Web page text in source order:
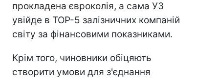
прокладена євроколія, а сама УЗ
увійде в ТОР-5 залізничних компаній
світу за фінансовими показниками.
Крім того, чиновники обіцяють
створити умови для з'єднання